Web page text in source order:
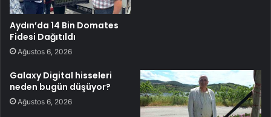
Aydın’da 14 Bin Domates
Fidesi Dağıtıldı
Ağustos 6, 2026
Galaxy Digital hisseleri
neden bugün düşüyor?
Ağustos 6, 2026